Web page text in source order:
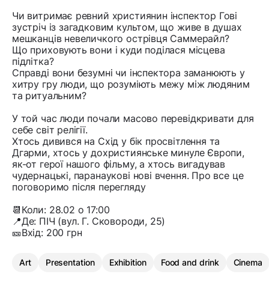
Чи витримає ревний християнин інспектор Гові
зустріч із загадковим культом, що живе в душах
мешканців невеличкого острівця Саммерайл?
Що приховують вони і куди поділася місцева
підлітка?
Справді вони безумні чи інспектора заманюють у
хитру гру люди, що розуміють межу між людяним
та ритуальним?
У той час люди почали масово перевідкривати для
себе світ релігії.
Хтось дивився на Схід у бік просвітлення та
Дгарми, хтось у дохристиянське минуле Європи,
як-от герої нашого фільму, а хтось вигадував
чудернацькі, паранаукові нові вчення. Про все це
поговоримо після перегляду
📆Коли: 28.02 о 17:00
📍Де: ПІЧ (вул. Г. Сковороди, 25)
🎫Вхід: 200 грн
Art Presentation Exhibition Food and drink Cinema